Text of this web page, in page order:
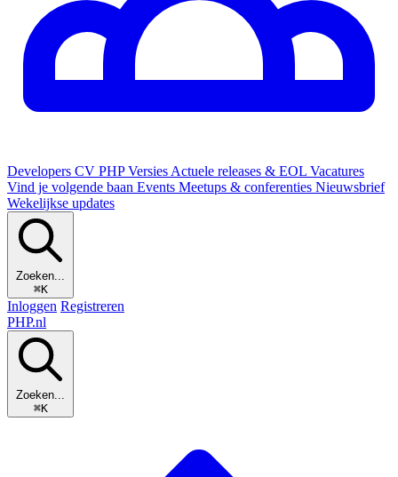
Developers CV PHP Versies Actuele releases & EOL Vacatures
Vind je volgende baan Events Meetups & conferenties Nieuwsbrief
Wekelijkse updates
Zoeken...
⌘K
Inloggen Registreren
PHP.nl
Zoeken...
⌘K